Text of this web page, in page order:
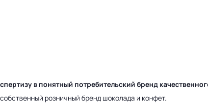
в понятный потребительский бренд
розничный бренд шоколада и конфет.